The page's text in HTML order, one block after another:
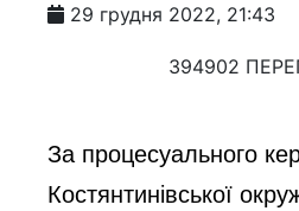
29 грудня 2022, 21:43
394902
За процесуального
Костянтинівської